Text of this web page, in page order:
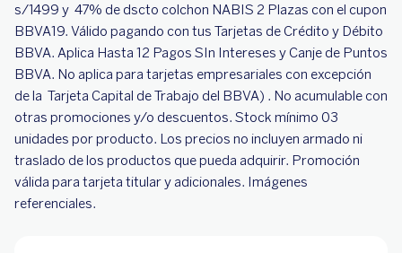
s/1499 y 47% de dscto colchon NABIS 2 Plazas con el cupon
BBVA19. Válido pagando con tus Tarjetas de Crédito y Débito
BBVA. Aplica Hasta 12 Pagos SIn Intereses y Canje de Puntos
BBVA. No aplica para tarjetas empresariales con excepción
de la Tarjeta Capital de Trabajo del BBVA) . No acumulable con
otras promociones y/o descuentos. Stock mínimo 03
unidades por producto. Los precios no incluyen armado ni
traslado de los productos que pueda adquirir. Promoción
válida para tarjeta titular y adicionales. Imágenes
referenciales.